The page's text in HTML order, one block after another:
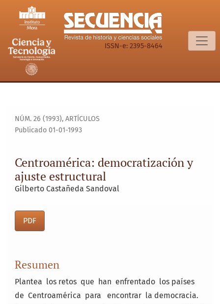
Centroamérica: democratización y ajuste estructural
ISSN-e: 2395-8464
NÚM. 26 (1993), ARTÍCULOS
Centroamérica: democratización y
ajuste estructural
Publicado 01-01-1993
Gilberto Castañeda Sandoval
PDF
Resumen
Plantea los retos que han enfrentado los países
de Centroamérica para encontrar la democracia.